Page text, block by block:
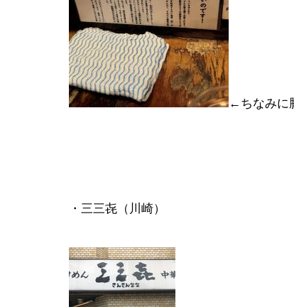
←ちなみに
・三三㐂（川崎）